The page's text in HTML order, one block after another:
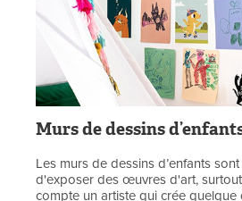
Murs de dessins
Les murs de dessins d’enfants
d'exposer des œuvres d'art,
compte un artiste qui crée quelque